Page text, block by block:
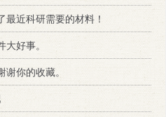
最近科研需要的材料！
好事。
谢你的收藏。